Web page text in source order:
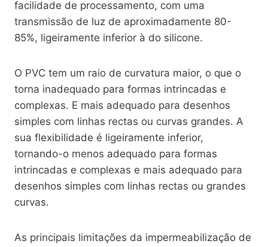
facilidade de processamento, com uma
transmissão de luz de aproximadamente 80-
85%, ligeiramente inferior à do silicone.
O PVC tem um raio de curvatura maior, o que o
torna inadequado para formas intrincadas e
complexas. E mais adequado para desenhos
simples com linhas rectas ou curvas grandes. A
sua flexibilidade é ligeiramente inferior,
tornando-o menos adequado para formas
intrincadas e complexas e mais adequado para
desenhos simples com linhas rectas ou grandes
curvas.
As principais limitações da impermeabilização de